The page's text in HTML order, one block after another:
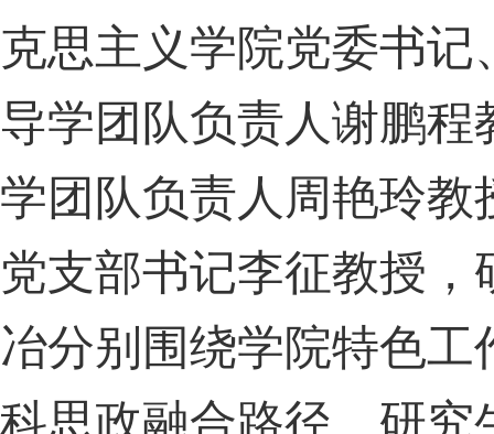
克思主义学院党委书
导学团队负责人谢鹏
学团队负责人周艳玲
党支部书记李征教授
冶分别围绕学院特色
科思政融合路径、研